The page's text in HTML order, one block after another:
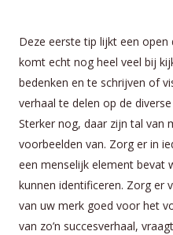
Deze eerste tip lijkt een open
komt echt nog heel veel bij
bedenken en te schrijven of
verhaal te delen op de
Sterker nog, daar zijn tal van
voorbeelden van. Zorg er in
een menselijk element bevat
kunnen identificeren. Zorg er
van uw merk goed voor het
van zo’n succesverhaal,